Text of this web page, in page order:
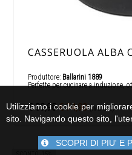
CASSERUOLA ALBA
Produttore: Ballarini 1889
Perfette per cucinare a induzione,
€ 89,95 € 74,90(Iva Inc)
Utilizziamo i cookie per
sito. Navigando questo sito,
SCOPRI DI PIU' E